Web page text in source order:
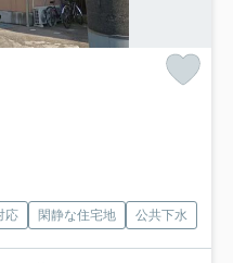
応 閑静な住宅地 公共下水